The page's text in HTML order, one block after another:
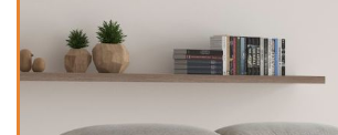
décoration